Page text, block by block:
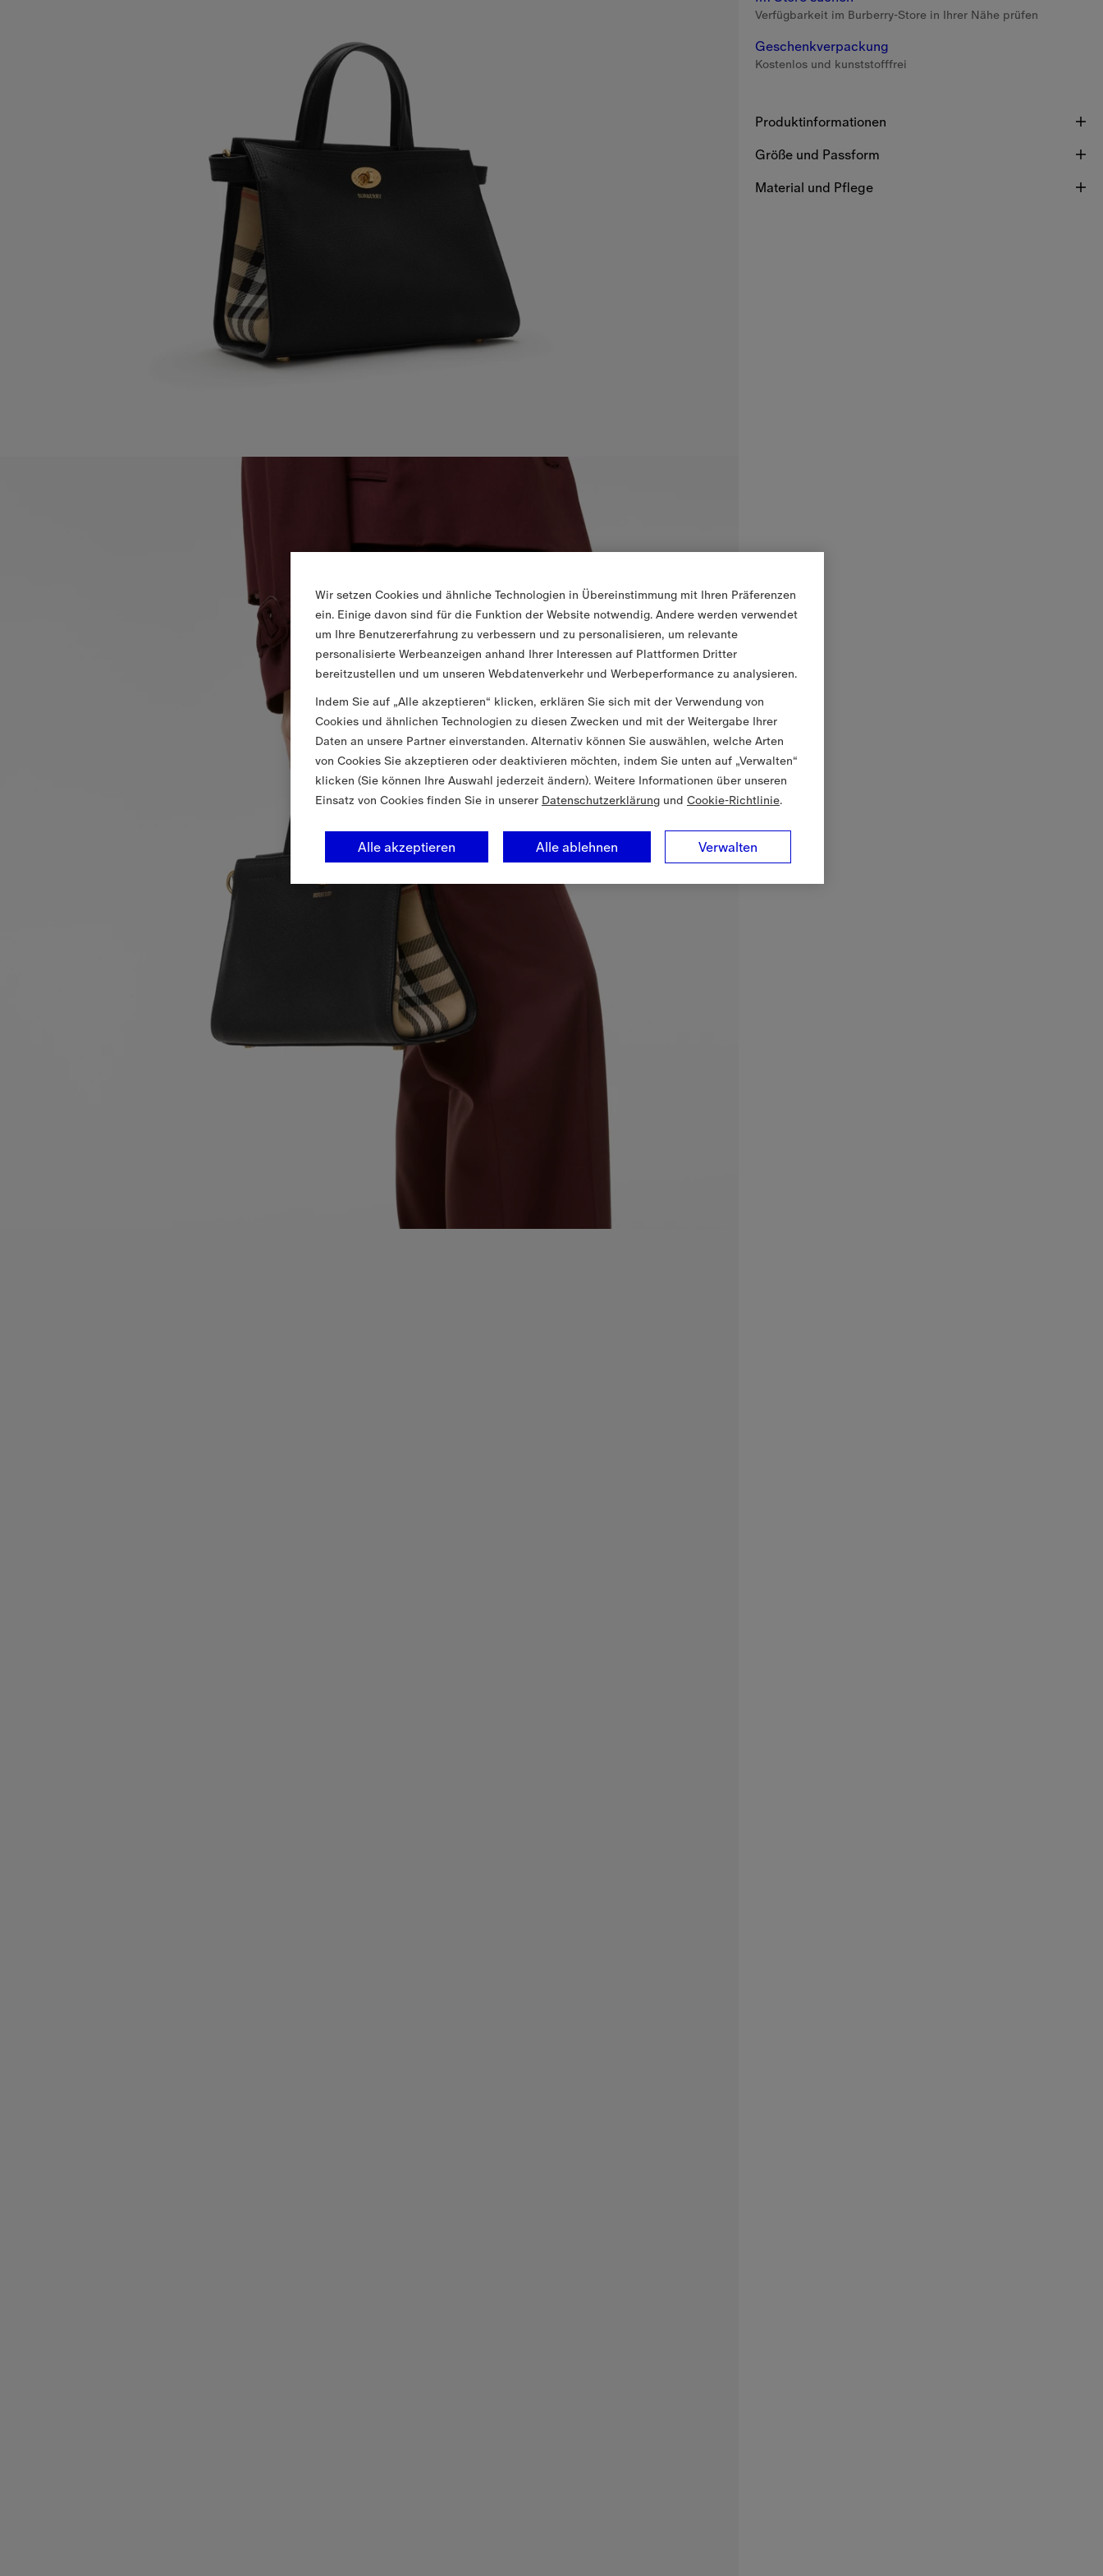
Verfügbarkeit im Burberry-Store in Ihrer Nähe prüfen
Geschenkverpackung
Kostenlos und kunststofffrei
Produktinformationen
Größe und Passform
Material und Pflege
Wir setzen Cookies und ähnliche Technologien in Übereinstimmung mit Ihren Präferenzen
ein. Einige davon sind für die Funktion der Website notwendig. Andere werden verwendet
um Ihre Benutzererfahrung zu verbessern und zu personalisieren, um relevante
personalisierte Werbeanzeigen anhand Ihrer Interessen auf Plattformen Dritter
bereitzustellen und um unseren Webdatenverkehr und Werbeperformance zu analysieren.
Indem Sie auf „Alle akzeptieren“ klicken, erklären Sie sich mit der Verwendung von
Cookies und ähnlichen Technologien zu diesen Zwecken und mit der Weitergabe Ihrer
Daten an unsere Partner einverstanden. Alternativ können Sie auswählen, welche Arten
von Cookies Sie akzeptieren oder deaktivieren möchten, indem Sie unten auf „Verwalten“
klicken (Sie können Ihre Auswahl jederzeit ändern). Weitere Informationen über unseren
Einsatz von Cookies finden Sie in unserer Datenschutzerklärung und Cookie-Richtlinie.
Verwalten
Alle ablehnen
Alle akzeptieren